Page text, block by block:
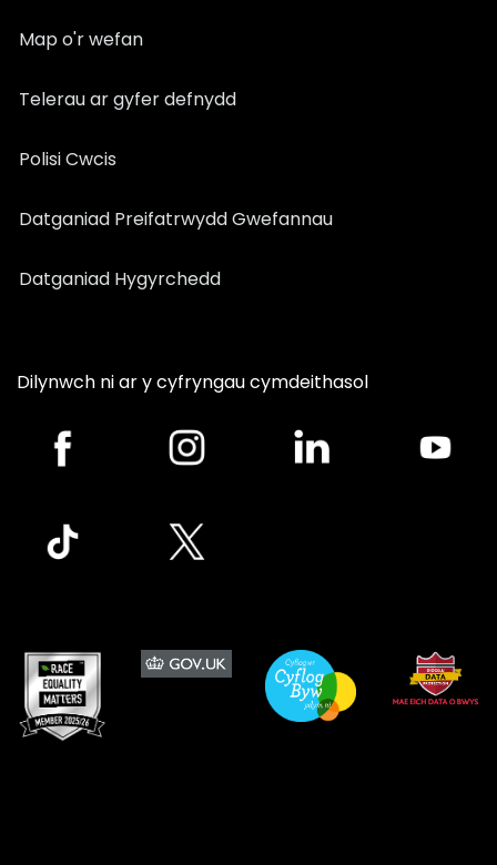
Map o'r wefan
Telerau ar gyfer defnydd
Polisi Cwcis
Datganiad Preifatrwydd Gwefannau
Datganiad Hygyrchedd
Dilynwch ni ar y cyfryngau cymdeithasol